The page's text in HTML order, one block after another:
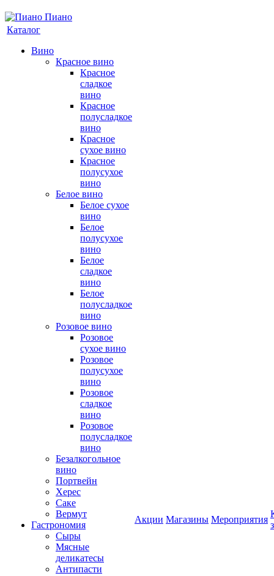
Каталог
Вино
Красное вино
Красное
сладкое
вино
Красное
полусладкое
вино
Красное
сухое вино
Красное
полусухое
вино
Белое вино
Белое сухое
вино
Белое
полусухое
вино
Белое
сладкое
вино
Белое
полусладкое
вино
Розовое вино
Розовое
сухое вино
Розовое
полусухое
вино
Розовое
сладкое
вино
Розовое
полусладкое
вино
Безалкогольное
вино
Портвейн
Херес
Саке
Вермут
Гастрономия
Сыры
Мясные
деликатесы
Антипасти
Акции Магазины Мероприятия